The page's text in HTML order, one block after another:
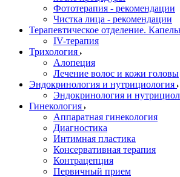
Фототерапия - рекомендации
Чистка лица - рекомендации
Терапевтическое отделение.
IV-терапия
Трихология
Алопеция
Лечение волос и кожи головы
Эндокринология и нутрициология
Эндокринология и
Гинекология
Аппаратная гинекология
Диагностика
Интимная пластика
Консервативная терапия
Контрацепция
Первичный прием